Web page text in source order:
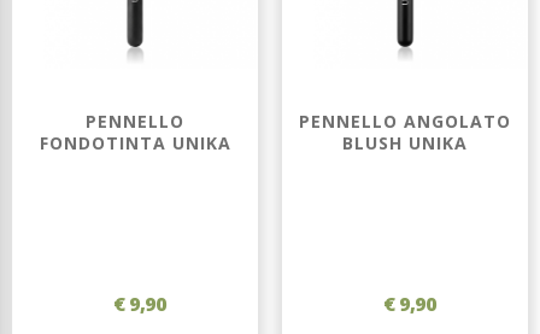
PENNELLO
FONDOTINTA UNIKA
€ 9,90
PENNELLO ANGOLATO
BLUSH UNIKA
€ 9,90